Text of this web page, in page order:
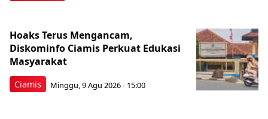
Ciamis
Hoaks Terus Mengancam,
Diskominfo Ciamis Perkuat Edukasi
Masyarakat
Minggu, 9 Agu 2026 - 15:00